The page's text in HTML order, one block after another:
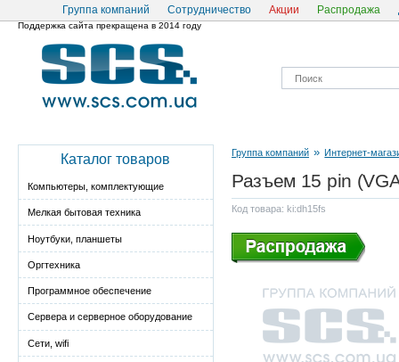
Группа компаний Сотрудничество Акции Распродажа
Поддержка сайта прекращена в 2014 году
Каталог товаров
Компьютеры, комплектующие
Мелкая бытовая техника
Ноутбуки, планшеты
Оргтехника
Программное обеспечение
Сервера и серверное оборудование
Сети, wifi
Группа компаний » Интернет-
Разъем 15 pin
Код товара: ki:dh15fs